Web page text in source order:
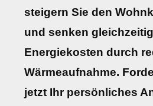
steigern Sie den
und senken
Energiekosten durch
Wärmeaufnahme.
jetzt Ihr persönliches